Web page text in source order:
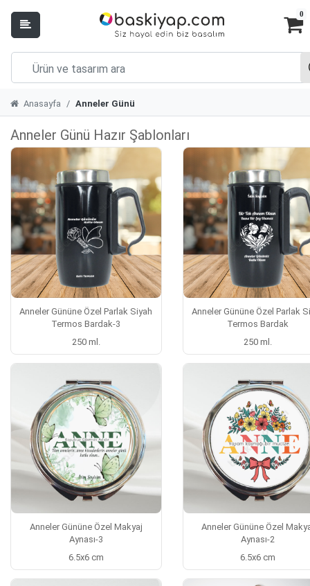
0
Anasayfa Anneler Günü
Anneler Günü Hazır Şablonları
Anneler Gününe Özel Parlak Siyah
Termos Bardak-3
250 ml.
Anneler Gününe Özel Parlak
Termos Bardak
250 ml.
Anneler Gününe Özel Makyaj
Aynası-3
6.5x6 cm
Anneler Gününe Özel
Aynası-2
6.5x6 cm